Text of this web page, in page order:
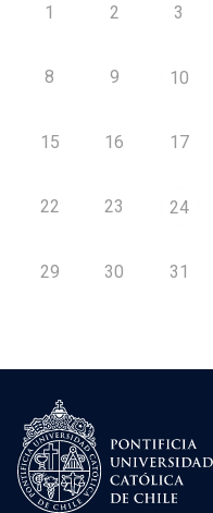
1 2 3
8 9 10
15 16 17
22 23 24
29 30 31